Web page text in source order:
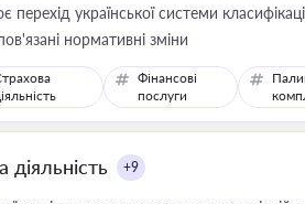
перехід української системи
нормативні зміни
Фінансові
послуги
+9